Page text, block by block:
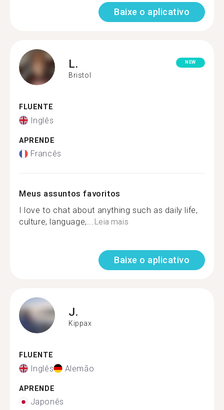
Baixe o aplicativo
L.
Bristol
NEW
FLUENTE
Inglês
APRENDE
Francês
Meus assuntos favoritos
I love to chat about anything such as daily life,
culture, language,...Leia mais
Baixe o aplicativo
J.
Kippax
FLUENTE
Inglês Alemão
APRENDE
Japonês